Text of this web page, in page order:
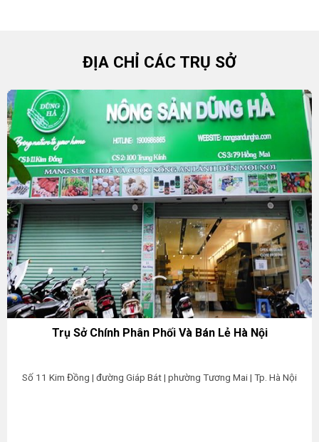
ĐỊA CHỈ CÁC TRỤ SỞ
Trụ Sở Chính Phân Phối Và Bán Lẻ Hà Nội
Số 11 Kim Đồng | đường Giáp Bát | phường Tương Mai | Tp. Hà Nội